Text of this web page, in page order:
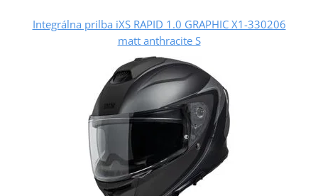
Integrálna prilba iXS RAPID 1.0 GRAPHIC X1-330206
matt anthracite S